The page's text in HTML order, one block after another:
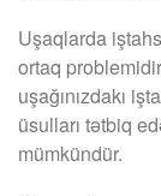
Uşaqlarda
ortaq
uşağınızdakı
üsulları tətbiq
mümkündür.